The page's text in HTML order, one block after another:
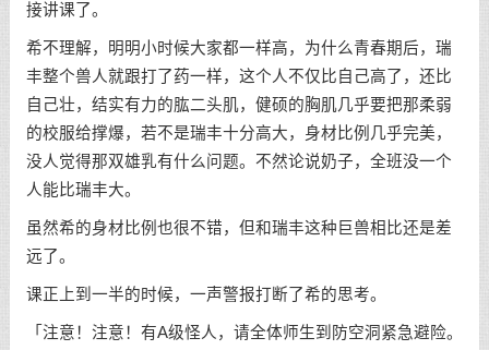
接讲课了。
希不理解，明明小时候大家都一样高，为什么青春期后，瑞
丰整个兽人就跟打了药一样，这个人不仅比自己高了，还比
自己壮，结实有力的肱二头肌，健硕的胸肌几乎要把那柔弱
的校服给撑爆，若不是瑞丰十分高大，身材比例几乎完美，
没人觉得那双雄乳有什么问题。不然论说奶子，全班没一个
人能比瑞丰大。
虽然希的身材比例也很不错，但和瑞丰这种巨兽相比还是差
远了。
课正上到一半的时候，一声警报打断了希的思考。
「注意！注意！有A级怪人，请全体师生到防空洞紧急避险。